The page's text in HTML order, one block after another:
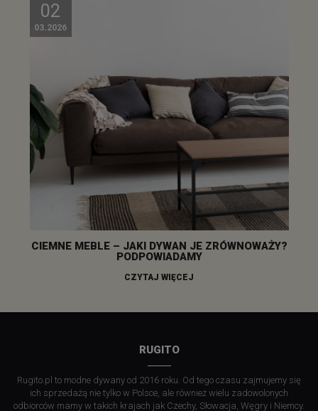
02
03.2026
CIEMNE MEBLE – JAKI DYWAN JE ZRÓWNOWAŻY?
PODPOWIADAMY
CZYTAJ WIĘCEJ
RUGITO
Rugito.pl to modne dywany od 2016 roku. Od tego czasu zajmujemy się
ich sprzedażą nie tylko w Polsce, ale również wielu zadowolonych
odbiorców mamy w takich krajach jak Czechy, Słowacja, Węgry i Niemcy.